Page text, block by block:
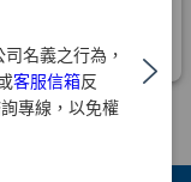
名義之行為，
客服信箱反
專線，以免權